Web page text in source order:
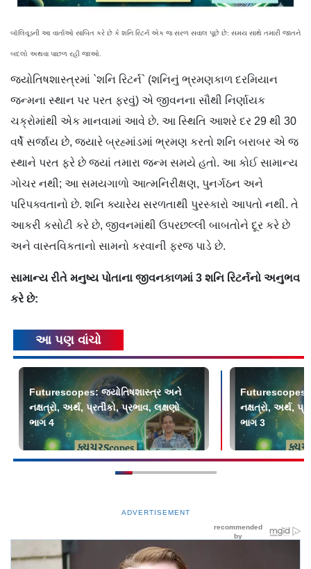
બૉલિવૂડની આ વાર્તાઓ સાબિત કરે છે કે શનિ રિટર્ન એક જ સરળ સવાલ પૂછે છે: સમય સાથે તમારી જાતને
બદલો અથવા પાછળ રહી જાઓ.
જ્યોતિષશાસ્ત્રમાં `શનિ રિટર્ન` (શનિનું ભ્રમણકાળ દરમિયાન
જન્મના સ્થાન પર પરત ફરવું) એ જીવનના સૌથી નિર્ણાયક
ચક્રોમાંથી એક માનવામાં આવે છે. આ સ્થિતિ આશરે દર 29 થી 30
વર્ષે સર્જાય છે, જ્યારે બ્રહ્માંડમાં ભ્રમણ કરતો શનિ બરાબર એ જ
સ્થાને પરત ફરે છે જ્યાં તમારા જન્મ સમયે હતો. આ કોઈ સામાન્ય
ગોચર નથી; આ સમયગાળો આત્મનિરીક્ષણ, પુનર્ગઠન અને
પરિપક્વતાનો છે. શનિ ક્યારેય સરળતાથી પુરસ્કારો આપતો નથી. તે
આકરી કસોટી કરે છે, જીવનમાંથી ઉપરછલ્લી બાબતોને દૂર કરે છે
અને વાસ્તવિકતાનો સામનો કરવાની ફરજ પાડે છે.
સામાન્ય રીતે મનુષ્ય પોતાના જીવનકાળમાં 3 શનિ રિટર્નનો અનુભવ
કરે છે:
આ પણ વાંચો
Futurescopes: જ્યોતિષશાસ્ત્ર અને
નક્ષત્રો, અર્થ, પ્રતીકો, પ્રભાવ, લક્ષણો
ભાગ 4
Futurescopes:
નક્ષત્રો, અર્થ,
ભાગ 3
ADVERTISEMENT